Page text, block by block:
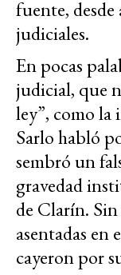
fuente,
judiciales.
En pocas
judicial, que
ley”, como
Sarlo habló
sembró un
gravedad
de Clarín.
asentadas en
cayeron por